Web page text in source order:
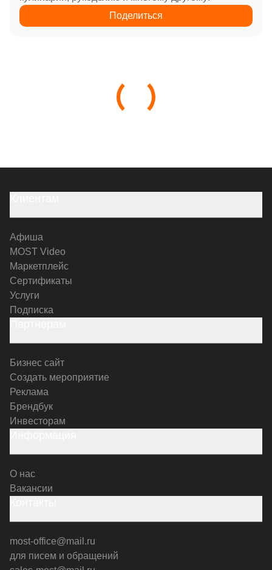
Поделиться
Афиша
MOST Video
Маркетплейс
Сертификаты
Услуги
Подписка
Бизнес сайт
Создать мероприятие
Реклама
Брендбук
Инвесторам
О нас
Вакансии
most-office@mail.ru
для писем и обращений